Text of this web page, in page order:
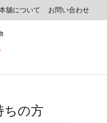
舖について お問い合わせ
ちの方